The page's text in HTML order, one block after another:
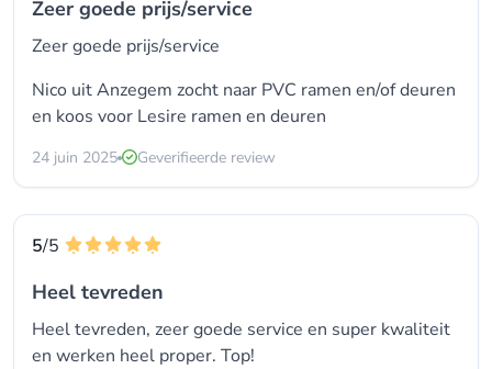
Zeer goede prijs/service
Zeer goede prijs/service
Nico uit Anzegem zocht naar PVC ramen en/of deuren
en koos voor Lesire ramen en deuren
24 juin 2025 Geverifieerde review
5/5
Heel tevreden
Heel tevreden, zeer goede service en super kwaliteit
en werken heel proper. Top!